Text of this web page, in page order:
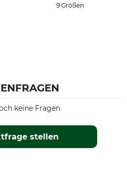
9 Größen
stellen
keine Fragen